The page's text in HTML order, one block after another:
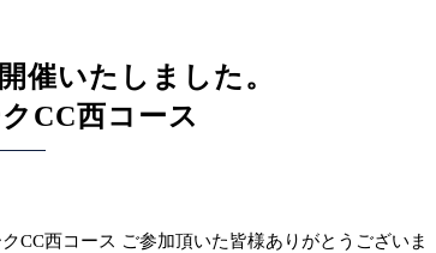
催いたしました。
CC西コース
CC西コース ご参加頂いた皆様ありがとうございま